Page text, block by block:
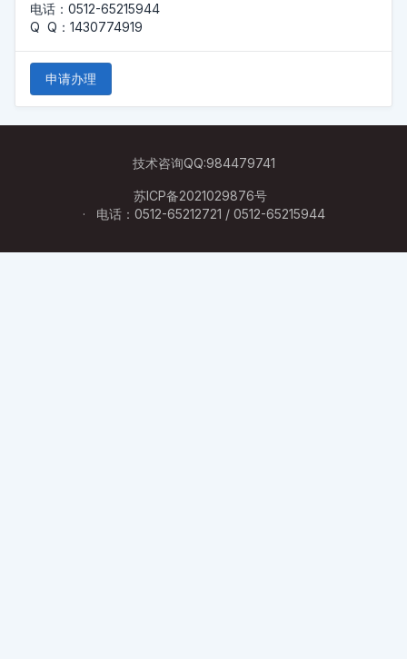
电话：0512-65215944
Q Q：1430774919
申请办理
技术咨询QQ:984479741
苏ICP备2021029876号
电话：0512-65212721 / 0512-65215944